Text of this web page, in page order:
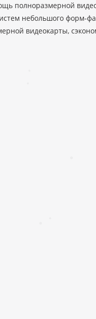
полноразмерной
небольшого форм-
видеокарты,